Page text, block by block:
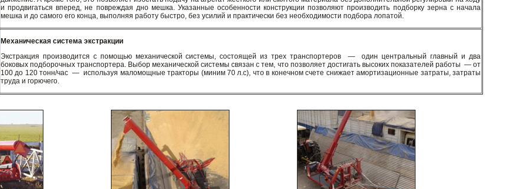
и продвигаться вперед, не повреждая дно мешка. Указанные особенности конструкции позволяют производить подборку зерна с начала
мешка и до самого его конца, выполняя работу быстро, без усилий и практически без необходимости подбора лопатой.
Механическая система экстракции
Экстракция производится с помощью механической системы, состоящей из трех транспортеров — один центральный главный и два
боковых подборочных транспортера. Выбор механической системы связан с тем, что позволяет достигать высоких показателей работы — от
100 до 120 тонн/час — используя маломощные тракторы (миним 70 л.с), что в конечном счете снижает амортизационные затраты, затраты
труда и горючего.